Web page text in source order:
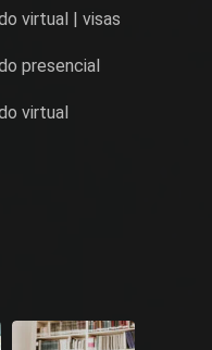
virtual | visas
presencial
virtual